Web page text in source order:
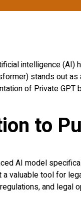
intelligence
stands out
of Private
to
AI model
valuable tool for
and legal